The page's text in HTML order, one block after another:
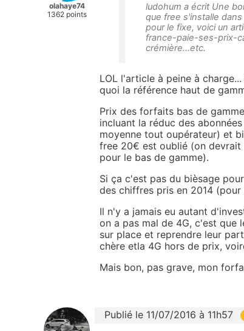
olahaye74
1362 points
ludohum a écrit Une
que free s'installe
pour le fixe, voici un
france-paie-ses-prix-
crémière...etc.
LOL l'article à peine à
quoi la référence haut de
Prix des forfaits bas de
incluant la réduc des
moyenne tout oupérateur) et
free 20€ est oublié (on
pour le bas de gamme).
Si ça c'est pas du bièsage
des chiffres pris en 2014
Il n'y a jamais eu autant
on a pas mal de 4G, c'est
sur place et reprendre leur
chère etla 4G hors de prix,
Mais bon, pas grave, mon
Publié le 11/07/2016 à 11h57